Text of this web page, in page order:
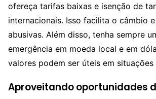
ofereça tarifas baixas e isenção de
internacionais. Isso facilita o câmbio
abusivas. Além disso, tenha sempre
emergência em moeda local e em
valores podem ser úteis em situações
Aproveitando oportunidades